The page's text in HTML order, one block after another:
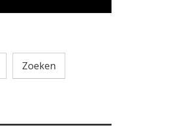
Zoeken